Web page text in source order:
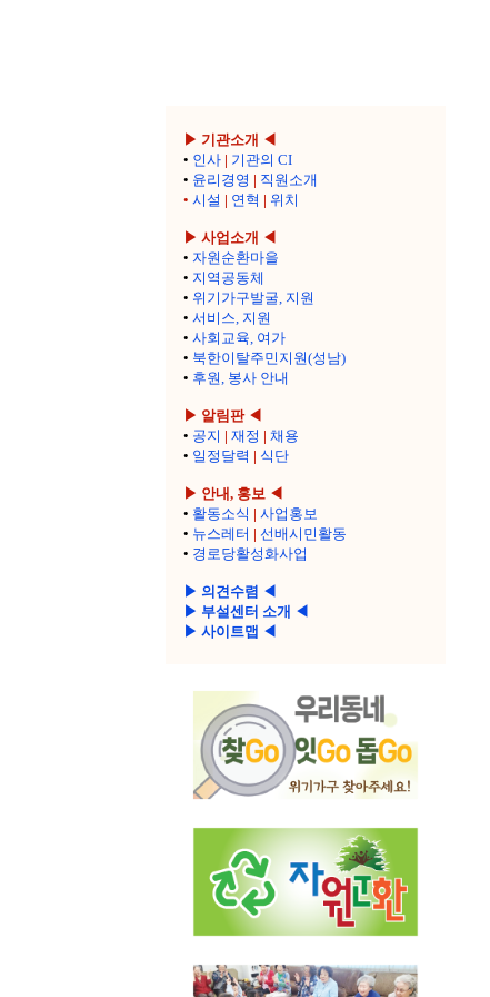
▶ 기관소개 ◀
• 인사 | 기관의 CI
• 윤리경영 | 직원소개
• 시설 | 연혁 | 위치
▶ 사업소개 ◀
• 자원순환마을
• 지역공동체
• 위기가구발굴, 지원
• 서비스, 지원
• 사회교육, 여가
• 북한이탈주민지원(성남)
• 후원, 봉사 안내
▶ 알림판 ◀
• 공지 | 재정 | 채용
• 일정달력 | 식단
▶ 안내, 홍보 ◀
• 활동소식 | 사업홍보
• 뉴스레터 | 선배시민활동
• 경로당활성화사업
▶ 의견수렴 ◀
▶ 부설센터 소개 ◀
▶ 사이트맵 ◀